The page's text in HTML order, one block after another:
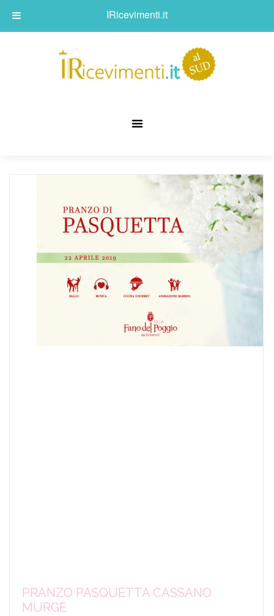
PRANZO PASQUETTA CASSANO
MURGE
IRicevimenti.it